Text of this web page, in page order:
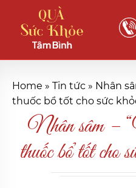
Home » Tin tức » Nhân
thuốc bổ tốt cho sức
Nhân sâm –
thuốc bổ tốt cho